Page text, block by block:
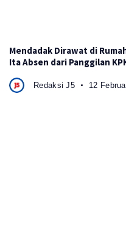
Mendadak Dirawat di
Ita Absen dari Panggilan
Redaksi J5 12